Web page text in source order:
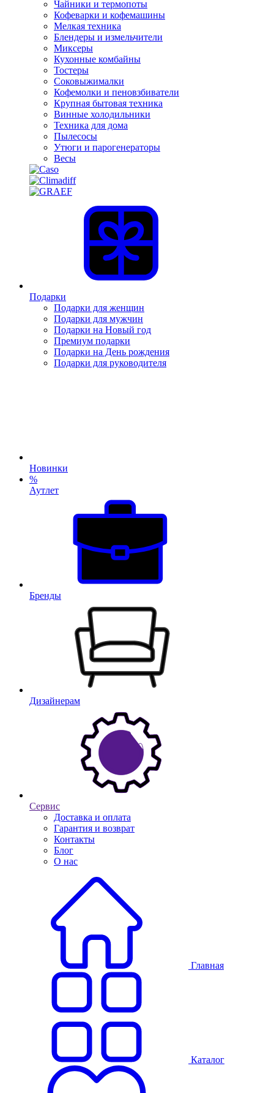
Чайники и термопоты
Кофеварки и кофемашины
Мелкая техника
Блендеры и измельчители
Миксеры
Кухонные комбайны
Тостеры
Соковыжималки
Кофемолки и пеновзбиватели
Крупная бытовая техника
Винные холодильники
Техника для дома
Пылесосы
Утюги и парогенераторы
Весы
Подарки
Подарки для женщин
Подарки для мужчин
Подарки на Новый год
Премиум подарки
Подарки на День рождения
Подарки для руководителя
Новинки
%
Аутлет
Бренды
Дизайнерам
Сервис
Доставка и оплата
Гарантия и возврат
Контакты
Блог
О нас
Главная
Каталог